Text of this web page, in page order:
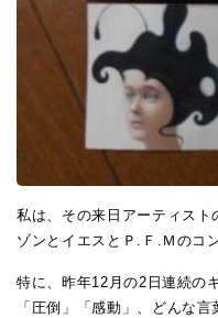
私は、その来日アーティスト
ゾンとイエスとＰ.Ｆ.Ｍのコ
特に、昨年12月の2日連続の
「圧倒」「感動」、どんな